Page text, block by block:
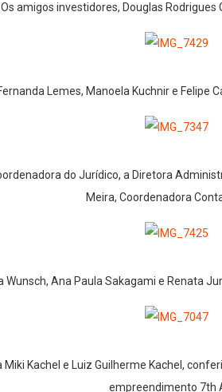
Os amigos investidores, Douglas Rodrigues
Lemes, Manoela Kuchnir e Felipe
do Jurídico, a Diretora
Meira, Coordenadora
Ana Paula Sakagami e Renata
Miki Kachel e Luiz Guilherme Kachel,
empreendimento 7th